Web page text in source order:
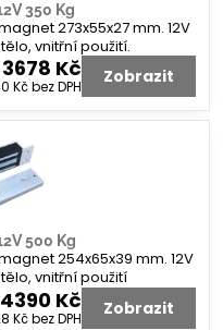
350 Kg
273x55x27 mm. 12V
vnitřní použití.
Kč
Kčbez DPH Zobrazit
500 Kg
254x65x39 mm. 12V
vnitřní použití
4390 Kč
Kčbez DPH Zobrazit